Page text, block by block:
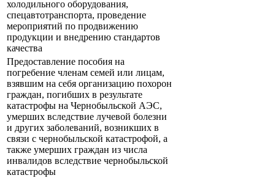
холодильного оборудования,
спецавтотранспорта, проведение
мероприятий по продвижению
продукции и внедрению стандартов
качества
Предоставление пособия на
погребение членам семей или лицам,
взявшим на себя организацию похорон
граждан, погибших в результате
катастрофы на Чернобыльской АЭС,
умерших вследствие лучевой болезни
и других заболеваний, возникших в
связи с чернобыльской катастрофой, а
также умерших граждан из числа
инвалидов вследствие чернобыльской
катастрофы